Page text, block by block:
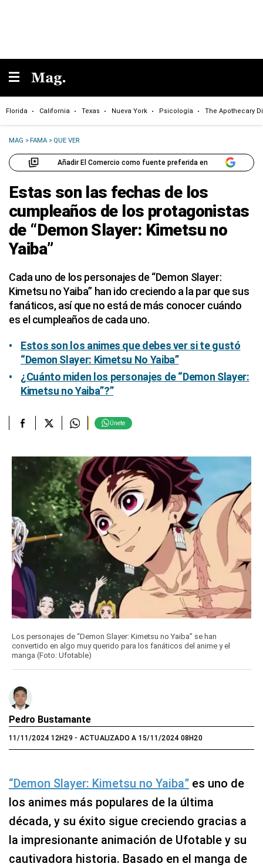
Florida California Texas Nueva York Psicología The Apothecary
MAG >FAMA > QUE VER
Añadir El Comercio como fuente preferida en
Estas son las fechas de los
cumpleaños de los protagonistas
de “Demon Slayer: Kimetsu no
Yaiba”
Cada uno de los personajes de “Demon Slayer:
Kimetsu no Yaiba” han ido creciendo a la par que sus
fanáticos, así que no está de más conocer cuándo
es el cumpleaños de cada uno.
Estos son los animes que debes ver si te gustó
“Demon Slayer: Kimetsu No Yaiba”
¿Cuánto miden los personajes de “Demon Slayer:
Kimetsu no Yaiba”?”
Únete
Los personajes de “Demon Slayer: Kimetsu no Yaiba” se han
convertido en algo muy querido para los fanáticos del anime y el
manga (Foto: Ufotable)
Pedro Bustamante
11/11/2024 12H29 - ACTUALIZADO A 15/11/2024 08H20
“Demon Slayer: Kimetsu no Yaiba” es uno de
los animes más populares de la última
década, y su éxito sigue creciendo gracias a
la impresionante animación de Ufotable y su
cautivadora historia. Basado en el manga de